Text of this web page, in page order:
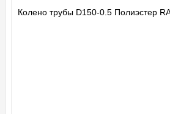
Колено трубы D150-0.5 Полиэстер